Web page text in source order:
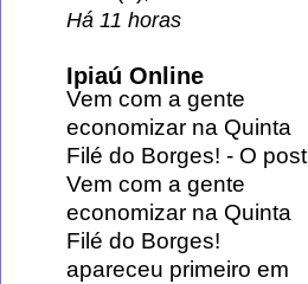
Há 11 horas
Ipiaú Online
Vem com a gente
economizar na Quinta
Filé do Borges! - O post
Vem com a gente
economizar na Quinta
Filé do Borges!
apareceu primeiro em